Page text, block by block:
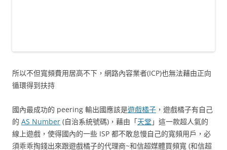
所以不但寬頻費用居高不下，網路內容業者(ICP)也無法藉由正向
循環得到扶持
國內最成功的 peering 輸出國應該是遊戲橘子 ，遊戲橘子有自己
的 AS Number (自治系統號碼)，藉由「天堂 」這一款超人氣的
線上遊戲，使得國內的一些 ISP 都不敢怠慢自己的寬頻用戶，必
須乖乖掏錢出來跟遊戲橘子的代理商~和信超媒體買頻寬 (和信超